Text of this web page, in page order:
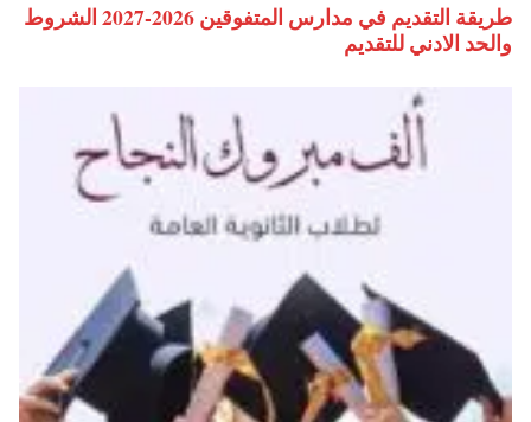
طريقة التقديم في مدارس المتفوقين 2026-2027 الشروط
والحد الادني للتقديم